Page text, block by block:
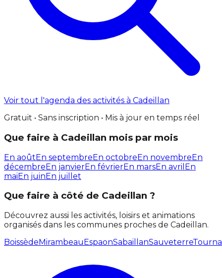
Voir tout l'agenda des activités à Cadeillan
Gratuit • Sans inscription • Mis à jour en temps réel
Que faire à Cadeillan mois par mois
En aoûtEn septembreEn octobreEn novembreEn
décembreEn janvierEn févrierEn marsEn avril En
maiEn juinEn juillet
Que faire à côté de Cadeillan ?
Découvrez aussi les activités, loisirs et animations
organisés dans les communes proches de Cadeillan.
BoissèdeMirambeauEspaonSabaillanSauveterre